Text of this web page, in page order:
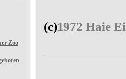
Zoo
(c)1972 Haie